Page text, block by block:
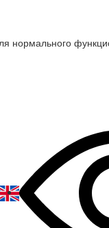
нормального